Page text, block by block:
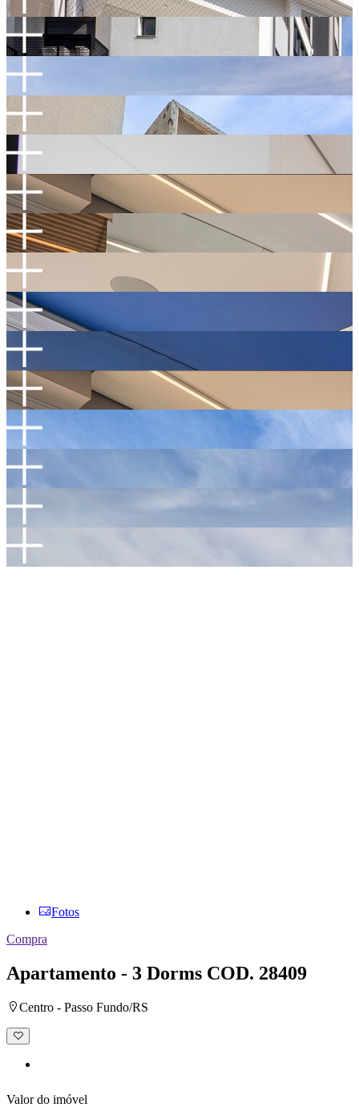
Fotos
Compra
Apartamento - 3 Dorms COD. 28409
Centro - Passo Fundo/RS
Adicionar
à
Valor do imóvel